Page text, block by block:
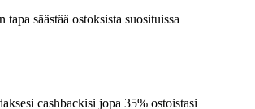
tapa säästää ostoksista suosituissa
cashbackisi jopa 35% ostoistasi